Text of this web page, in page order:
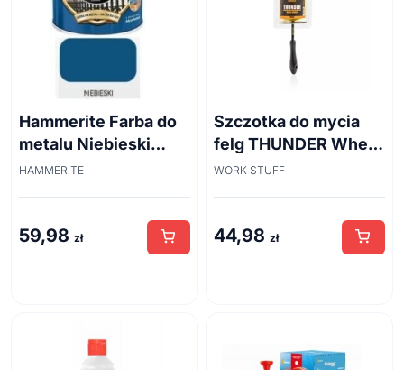
Hammerite Farba do
metalu Niebieski
połysk 0,7 l
HAMMERITE
59,98 zł
Szczotka do mycia
felg THUNDER Wheel
Brush 45cm
WORK STUFF
44,98 zł